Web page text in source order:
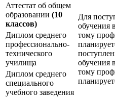
Аттестат об общем
образовании (10
классов)
Для
обучения
тому
обучения
тому
Диплом среднего
профессионально-
технического
училища
Диплом среднего
специального
учебного заведения